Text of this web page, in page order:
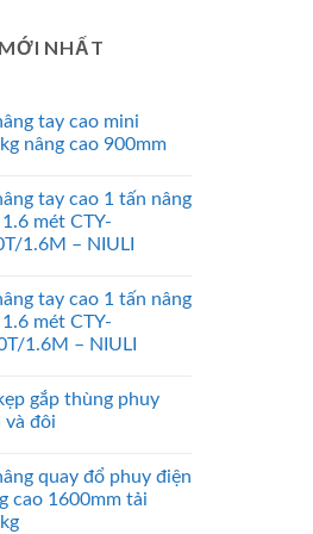
NHẤT
tay cao mini
nâng cao 900mm
tay cao 1 tấn nâng
mét CTY-
1.6M – NIULI
tay cao 1 tấn nâng
mét CTY-
1.6M – NIULI
gắp thùng phuy
và đôi
quay đổ phuy điện
cao 1600mm tải